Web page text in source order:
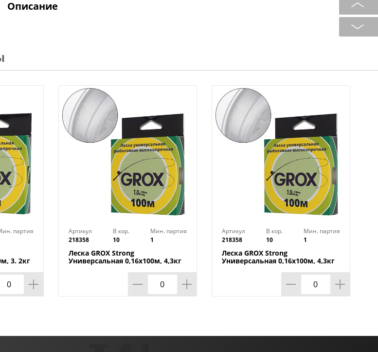
Описание
партия
3. 2кг
Артикул
218358
В кор.
10
Мин. партия
1
Леска GROX Strong
Универсальная 0,16х100м, 4,3кг
Артикул
218358
В кор.
10
Мин. партия
1
Леска GROX Strong
Универсальная 0,16х100м, 4,3кг